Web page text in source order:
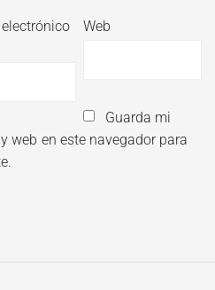
electrónico
Web
Guarda mi
web en este navegador para